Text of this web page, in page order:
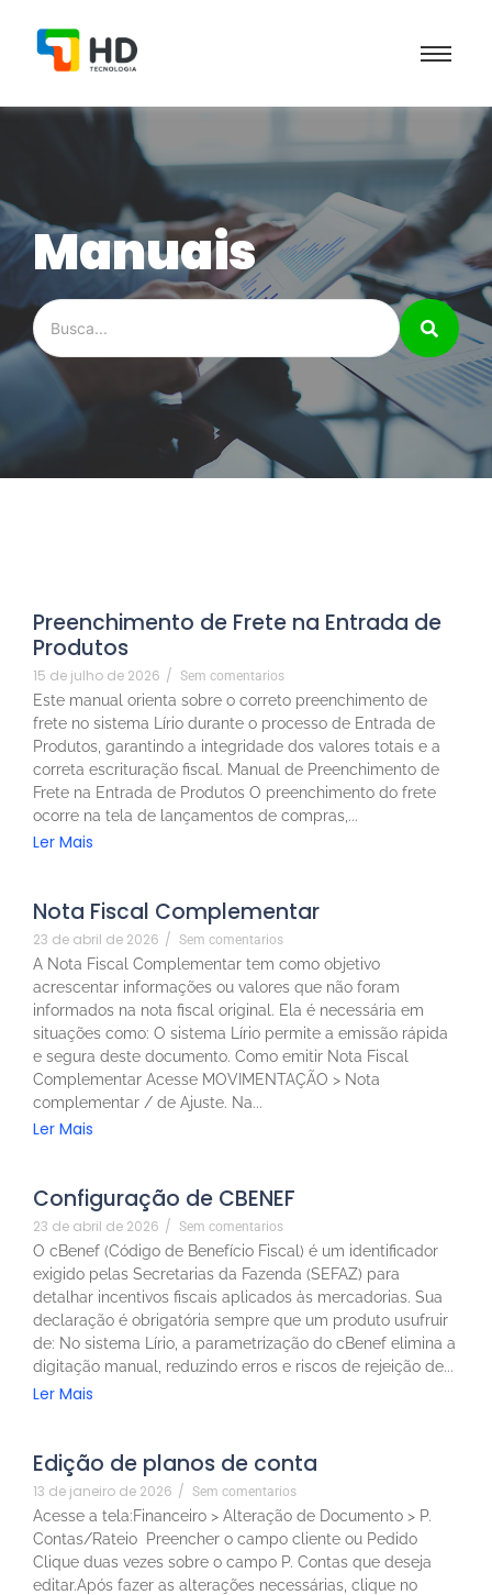
Manuais
Preenchimento de Frete na Entrada de
Produtos
15 de julho de 2026 / Sem comentarios
Este manual orienta sobre o correto preenchimento de
frete no sistema Lírio durante o processo de Entrada de
Produtos, garantindo a integridade dos valores totais e a
correta escrituração fiscal. Manual de Preenchimento de
Frete na Entrada de Produtos O preenchimento do frete
ocorre na tela de lançamentos de compras,...
Ler Mais
Nota Fiscal Complementar
23 de abril de 2026 / Sem comentarios
A Nota Fiscal Complementar tem como objetivo
acrescentar informações ou valores que não foram
informados na nota fiscal original. Ela é necessária em
situações como: O sistema Lírio permite a emissão rápida
e segura deste documento. Como emitir Nota Fiscal
Complementar Acesse MOVIMENTAÇÃO > Nota
complementar / de Ajuste. Na...
Ler Mais
Configuração de CBENEF
23 de abril de 2026 / Sem comentarios
O cBenef (Código de Benefício Fiscal) é um identificador
exigido pelas Secretarias da Fazenda (SEFAZ) para
detalhar incentivos fiscais aplicados às mercadorias. Sua
declaração é obrigatória sempre que um produto usufruir
de: No sistema Lírio, a parametrização do cBenef elimina a
digitação manual, reduzindo erros e riscos de rejeição de...
Ler Mais
Edição de planos de conta
13 de janeiro de 2026 / Sem comentarios
Acesse a tela:Financeiro > Alteração de Documento > P.
Contas/Rateio Preencher o campo cliente ou Pedido
Clique duas vezes sobre o campo P. Contas que deseja
editar.Após fazer as alterações necessárias, clique no